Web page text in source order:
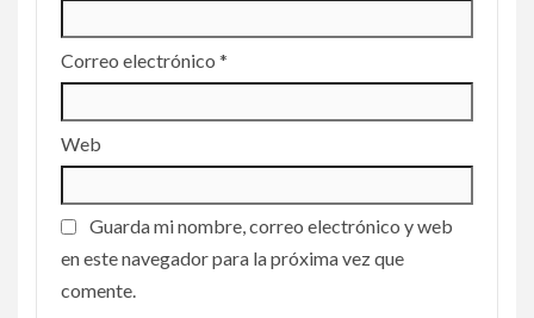
Correo electrónico *
Web
Guarda mi nombre, correo electrónico y web
en este navegador para la próxima vez que
comente.